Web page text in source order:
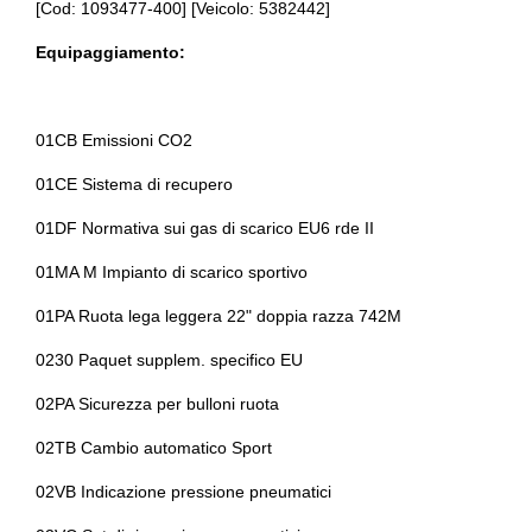
Console centrale multifunzione
Controllo della trazione
Bluetooth
Bmw connected drive services
Bmw kidney iconic glow
[Cod: 1093477-400] [Veicolo: 5382442]
Equipaggiamento:
01CB Emissioni CO2
01CE Sistema di recupero
01DF Normativa sui gas di scarico EU6 rde II
01MA M Impianto di scarico sportivo
01PA Ruota lega leggera 22" doppia razza 742M
0230 Paquet supplem. specifico EU
02PA Sicurezza per bulloni ruota
02TB Cambio automatico Sport
02VB Indicazione pressione pneumatici